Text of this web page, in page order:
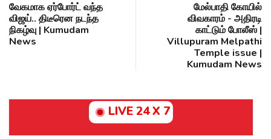
வேகமாக ஏர்போர்ட் வந்த
விஜய்.. திடீரென நடந்த
நிகழ்வு | Kumudam
News
மேல்பாதி கோயில்
விவகாரம் - அதிரடி
காட்டும் போலீஸ் |
Villupuram Melpathi
Temple issue |
Kumudam News
LIVE 24 X 7